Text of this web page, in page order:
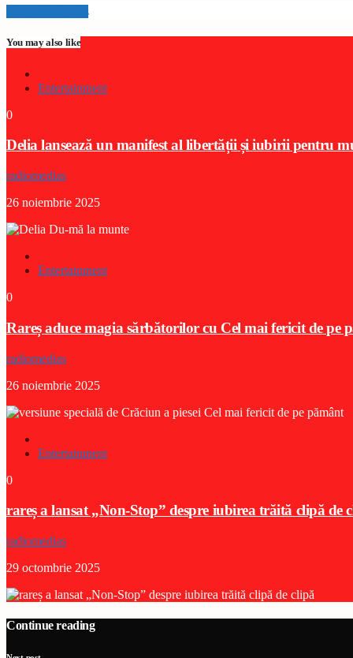
Info and episodes
You may also like
Entertainment
0
Delia lansează un manifest al libertății și iubirii pentru
radiomedias
26 noiembrie 2025
Entertainment
0
Rareș aduce magia sărbătorilor cu Cel mai fericit de pe
radiomedias
26 noiembrie 2025
Entertainment
0
rareș a lansat „Non-Stop” despre iubirea trăită clipă de
radiomedias
29 octombrie 2025
Continue reading